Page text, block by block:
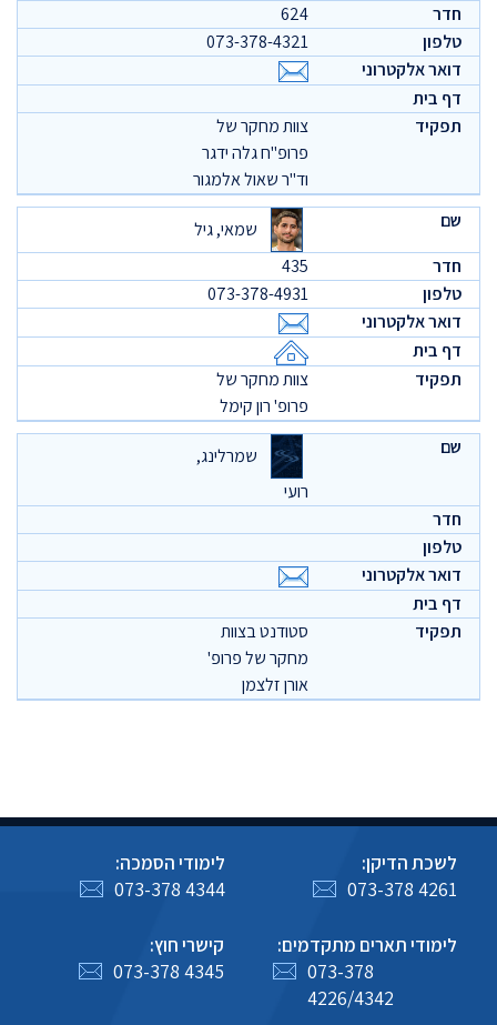
624
073-378-4321
צוות מחקר של
פרופ"ח גלה ידגר
וד"ר שאול אלמגור
שמאי, גיל
435
073-378-4931
צוות מחקר של
פרופ' רון קימל
שמרלינג,
רועי
סטודנט בצוות
מחקר של פרופ'
אורן זלצמן
לשכת הדיקן:
073-378 4261
לימודי הסמכה:
073-378 4344
לימודי תארים מתקדמים:
073-378
4226/4342
קישרי חוץ:
073-378 4345